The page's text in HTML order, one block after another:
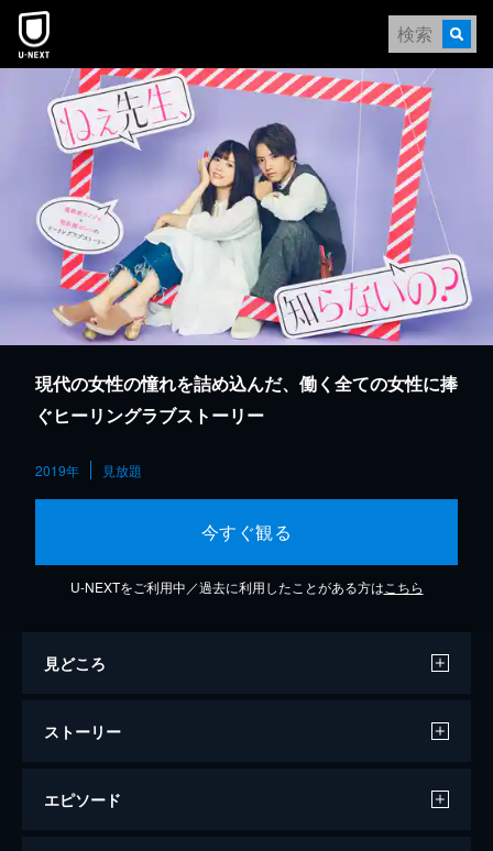
本文へスキップ
現代の女性の憧れを詰め込んだ、働く全ての女性に捧
ぐヒーリングラブストーリー
2019年 見放題
今すぐ観る
U-NEXTをご利用中／過去に利用したことがある方は こちら
見どころ
ストーリー
エピソード